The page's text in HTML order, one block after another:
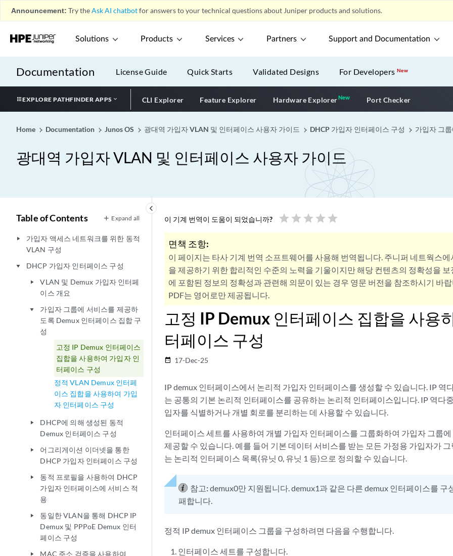
Announcement: Try theAsk AI chatbotfor answers to your technical questions about Juniper products and solutions.
Solutions Products Services Partners Support and Documentation
Documentation License Guide Quick Starts Validated Designs For DevelopersNew
EXPLORE PATHFINDER APPS CLI Explorer Feature Explorer Hardware ExplorerNewNew application
Port Checker
Home Documentation Junos OS 광대역 가입자 VLAN 및 인터페이스 사용자 가이드 DHCP 가입자 인터페이스 구성 가입자 그
광대역 가입자 VLAN 및 인터페이스 사용자 가이드
keyboard_arrow_left
Table of Contents Expand all
play_arrow
가입자 액세스 네트워크를 위한 동적
VLAN 구성
play_arrow DHCP 가입자 인터페이스 구성
play_arrow
VLAN 및 Demux 가입자 인터페
이스 개요
play_arrow
가입자 그룹에 서비스를 제공하
도록 Demux 인터페이스 집합 구
성
고정 IP Demux 인터페이스
집합을 사용하여 가입자 인
터페이스 구성
정적 VLAN Demux 인터페
이스 집합을 사용하여 가입
자 인터페이스 구성
play_arrow
DHCP에 의해 생성된 동적
Demux 인터페이스 구성
play_arrow
어그리게이션 이더넷을 통한
DHCP 가입자 인터페이스 구성
play_arrow
동적 프로필을 사용하여 DHCP
가입자 인터페이스에 서비스 적
용
play_arrow
동일한 VLAN을 통해 DHCP IP
Demux 및 PPPoE Demux 인터
페이스 구성
play_arrow
MAC 주소 검증을 사용하여
이 기계 번역이 도움이 되었습니까? star star star star star
면책 조항:
이 페이지는 타사 기계 번역 소프트웨어를 사용해 번역됩니다. 주니퍼 네트웍스
을 제공하기 위한 합리적인 수준의 노력을 기울이지만 해당 컨텐츠의 정확성을 보
에 포함된 정보의 정확성과 관련해 의문이 있는 경우 영문 버전을 참조하시기 바
PDF는 영어로만 제공됩니다.
고정 IP Demux 인터페이스 집합을 사용
터페이스 구성
date_range 17-Dec-25
IP demux 인터페이스에서 논리적 가입자 인터페이스를 생성할 수 있습니다. IP 역
는 공통의 기본 논리적 인터페이스를 공유하는 논리적 인터페이스입니다. IP 역다
입자를 식별하거나 개별 회로를 분리하는 데 사용할 수 있습니다.
인터페이스 세트를 사용하여 개별 가입자 인터페이스를 그룹화하여 가입자 그룹
제공할 수 있습니다. 예를 들어 기본 데이터 서비스를 받는 모든 가정용 가입자가
는 논리적 인터페이스 목록(유닛 0, 유닛 1 등)으로 정의할 수 있습니다.
참고:demux0만 지원됩니다. demux1과 같은 다른 demux 인터페이스를 구
패합니다.
정적 IP demux 인터페이스 그룹을 구성하려면 다음을 수행합니다.
인터페이스 세트를 구성합니다.